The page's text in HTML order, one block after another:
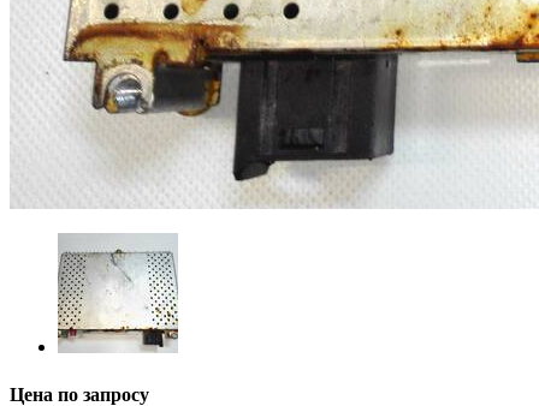
Цена по запросу